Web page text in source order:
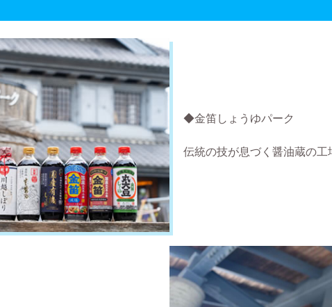
◆金笛しょうゆパーク
伝統の技が息づく醤油蔵の工